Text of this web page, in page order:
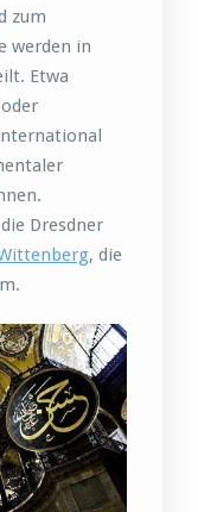
zum
werden in
Etwa
Dresdner
, die